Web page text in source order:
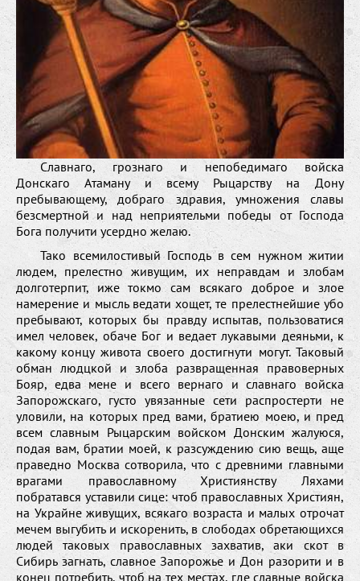
Славнаго, грознаго и непобедимаго войска
Донскаго Атаману и всему Рыцарству на Дону
пребывающему, добраго здравия, умножения славы
безсмертной и над неприятельми победы от Господа
Бога получити усердно желаю.
Тако всемилостивый Господь в сем нужном житии
людем, прелестно живущим, их неправдам и злобам
долготерпит, иже токмо сам всякаго доброе и злое
намерение и мысль ведати хощет, те прелестнейшие убо
пребывают, которых бы правду испытав, пользоватися
имел человек, обаче Бог и ведает лукавыми деяньми, к
какому концу живота своего достигнути могут. Таковый
обман людцкой и злоба развращенная правоверных
Бояр, едва мене и всего вернаго и славнаго войска
Запорожскаго, густо увязанные сети распростерти не
уловили, на которых пред вами, братиею моею, и пред
всем славным Рыцарским войском Донским жалуюся,
подая вам, братии моей, к разсуждению сию вещь, аще
праведно Москва сотворила, что с древними главными
врагами православному Християнству Ляхами
побратався уставили сице: чтоб православных Християн,
на Украйне живущих, всякаго возраста и малых отрочат
мечем выгубить и искоренить, в слободах обретающихся
людей таковых православных захватив, аки скот в
Сибирь загнать, славное Запорожье и Дон разорити и в
конец потребить, чтоб на тех местах, где славные войска